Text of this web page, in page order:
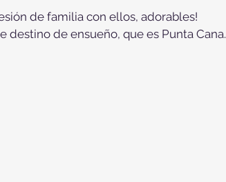
de familia con ellos, adorables!
destino de ensueño, que es Punta Cana.